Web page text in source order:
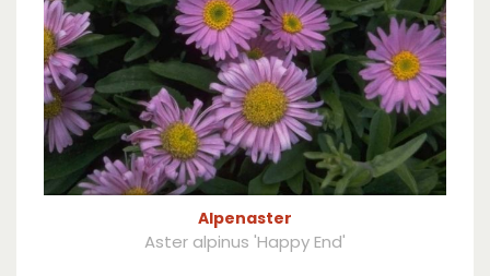
Alpenaster
Aster alpinus 'Happy End'